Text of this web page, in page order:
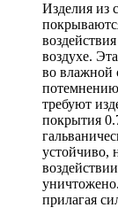
Изделия из
воздухе.
во влажной
требуют
покрытия
устойчиво,
прилагая